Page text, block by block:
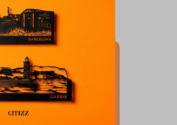
Angers
€